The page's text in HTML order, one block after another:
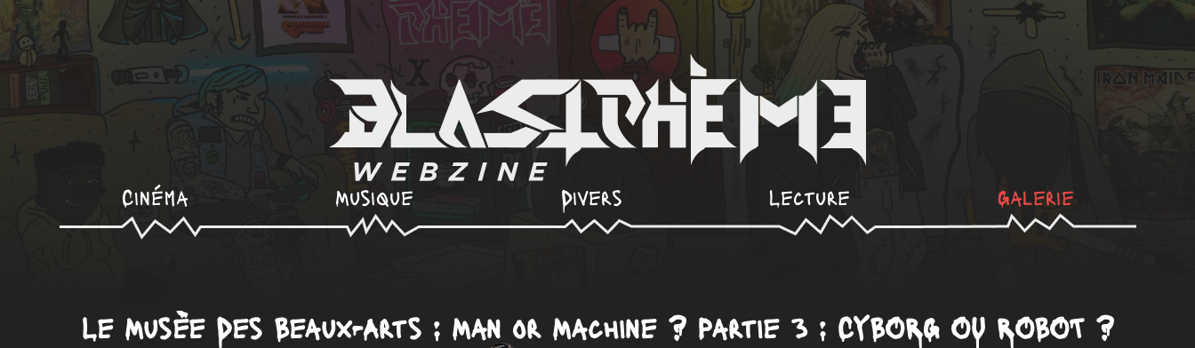
Cinéma Musique Divers Lecture Galerie
Le Musèe Des Beaux-Arts : Man or Machine ? Partie 3 : CYBORG OU ROBOT ?